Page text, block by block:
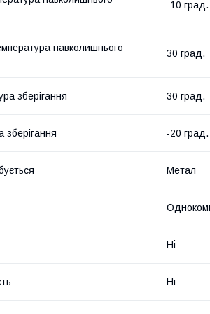
-10 град.
навколишнього
30 град.
зберігання 30 град.
зберігання -20 град.
Метал
Ні
Ні